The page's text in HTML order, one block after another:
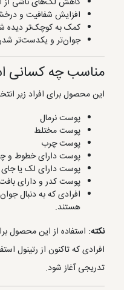
افزایش شفافیت و
کمک به کوچک‌تر دیده
جوان‌تر و یکدست‌تر
مناسب چه کسانی
این محصول برای افراد زیر
پوست نرمال
پوست مختلط
پوست چرب
پوست دارای خطوط و
پوست دارای لک یا
پوست کدر و دارای بافت
افرادی که به دنبال
هستند.
نکته: استفاده از این محصول
افرادی که تاکنون از رتینول
تدریجی آغاز شود.